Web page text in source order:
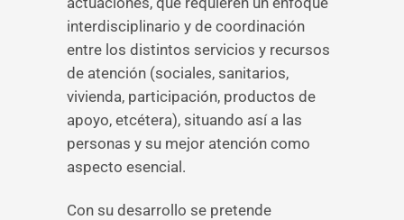
interdisciplinario y de coordinación
entre los distintos servicios y recursos
de atención (sociales, sanitarios,
vivienda, participación, productos de
apoyo, etcétera), situando así a las
personas y su mejor atención como
aspecto esencial.
Con su desarrollo se pretende